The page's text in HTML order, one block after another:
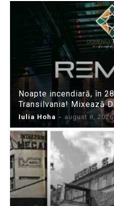
Noapte incendiară, în
Transilvania! Mixează
Iulia Hoha - august 8, 2026